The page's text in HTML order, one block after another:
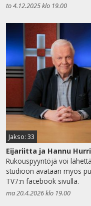
to 4.12.2025 klo 19.00
Jakso: 33
Eijariitta ja Hannu Hurri
Rukouspyyntöjä voi
studioon avataan myös
TV7:n facebook sivulla.
ma 20.4.2026 klo 19.00